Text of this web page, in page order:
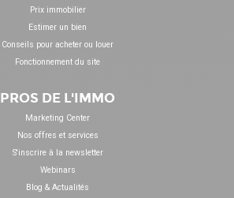
Prix immobilier
Estimer un bien
Conseils pour acheter ou louer
Fonctionnement du site
PROS DE L'IMMO
Marketing Center
Nos offres et services
S'inscrire à la newsletter
Webinars
Blog & Actualités